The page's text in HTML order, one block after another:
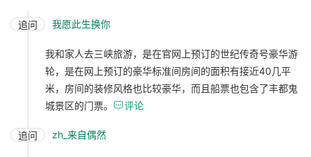
追问 我愿此生换你
我和家人去三峡旅游，是在官网上预订的世纪传奇号豪华游
轮，是在网上预订的豪华标准间房间的面积有接近40几平
米，房间的装修风格也比较豪华，而且船票也包含了丰都鬼
城景区的门票。 评论
追问 zh_来自偶然